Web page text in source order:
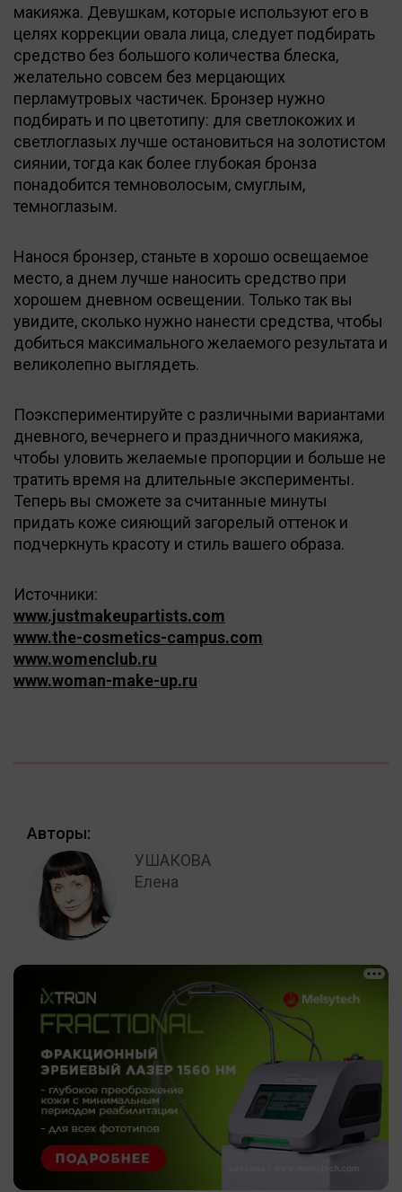
макияжа. Девушкам, которые используют его в
целях коррекции овала лица, следует подбирать
средство без большого количества блеска,
желательно совсем без мерцающих
перламутровых частичек. Бронзер нужно
подбирать и по цветотипу: для светлокожих и
светлоглазых лучше остановиться на золотистом
сиянии, тогда как более глубокая бронза
понадобится темноволосым, смуглым,
темноглазым.
Нанося бронзер, станьте в хорошо освещаемое
место, а днем лучше наносить средство при
хорошем дневном освещении. Только так вы
увидите, сколько нужно нанести средства, чтобы
добиться максимального желаемого результата и
великолепно выглядеть.
Поэкспериментируйте с различными вариантами
дневного, вечернего и праздничного макияжа,
чтобы уловить желаемые пропорции и больше не
тратить время на длительные эксперименты.
Теперь вы сможете за считанные минуты
придать коже сияющий загорелый оттенок и
подчеркнуть красоту и стиль вашего образа.
Источники:
www.justmakeupartists.com
www.the-cosmetics-campus.com
www.womenclub.ru
www.woman-make-up.ru
Авторы:
УШАКОВА
Елена